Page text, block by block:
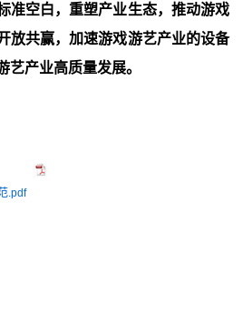
准空白，重塑产业生态， 推动游戏
放共赢，加速游戏游艺产业的设备
艺产业高质量发展。
.pdf